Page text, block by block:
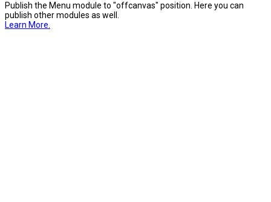
Publish the Menu module to "offcanvas" position. Here you can
publish other modules as well.
Learn More.